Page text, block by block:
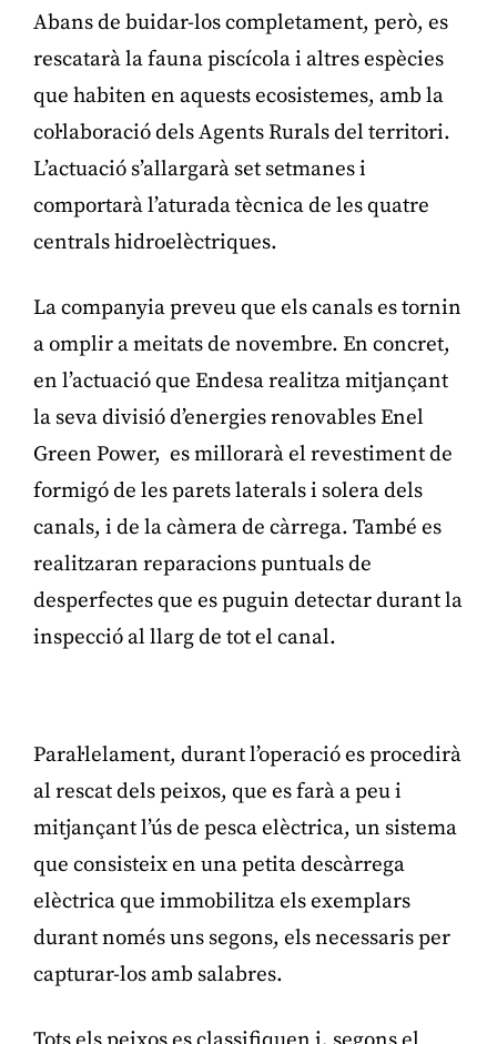
Abans de buidar-los completament, però, es
rescatarà la fauna piscícola i altres espècies
que habiten en aquests ecosistemes, amb la
col·laboració dels Agents Rurals del territori.
L’actuació s’allargarà set setmanes i
comportarà l’aturada tècnica de les quatre
centrals hidroelèctriques.
La companyia preveu que els canals es tornin
a omplir a meitats de novembre. En concret,
en l’actuació que Endesa realitza mitjançant
la seva divisió d’energies renovables Enel
Green Power, es millorarà el revestiment de
formigó de les parets laterals i solera dels
canals, i de la càmera de càrrega. També es
realitzaran reparacions puntuals de
desperfectes que es puguin detectar durant la
inspecció al llarg de tot el canal.
Paral·lelament, durant l’operació es procedirà
al rescat dels peixos, que es farà a peu i
mitjançant l’ús de pesca elèctrica, un sistema
que consisteix en una petita descàrrega
elèctrica que immobilitza els exemplars
durant només uns segons, els necessaris per
capturar-los amb salabres.